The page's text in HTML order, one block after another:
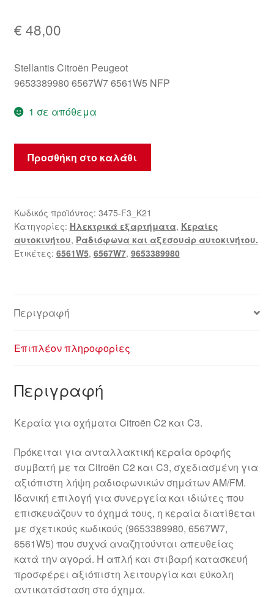
€ 48,00
Stellantis Citroën Peugeot
9653389980 6567W7 6561W5 NFP
1 σε απόθεμα
Κεραία
Citroën
9653389980
6567W7
ποσότητα
Προσθήκη στο καλάθι
Κωδικός προϊόντος: 3475-F3_K21
Κατηγορίες: Ηλεκτρικά εξαρτήματα, Κεραίες
αυτοκινήτου, Ραδιόφωνα και αξεσουάρ αυτοκινήτου.
Ετικέτες: 6561W5, 6567W7, 9653389980
Περιγραφή
Επιπλέον πληροφορίες
Περιγραφή
Κεραία για οχήματα Citroën C2 και C3.
Πρόκειται για ανταλλακτική κεραία οροφής
συμβατή με τα Citroën C2 και C3, σχεδιασμένη για
αξιόπιστη λήψη ραδιοφωνικών σημάτων AM/FM.
Ιδανική επιλογή για συνεργεία και ιδιώτες που
επισκευάζουν το όχημά τους, η κεραία διατίθεται
με σχετικούς κωδικούς (9653389980, 6567W7,
6561W5) που συχνά αναζητούνται απευθείας
κατά την αγορά. Η απλή και στιβαρή κατασκευή
προσφέρει αξιόπιστη λειτουργία και εύκολη
αντικατάσταση στο όχημα.